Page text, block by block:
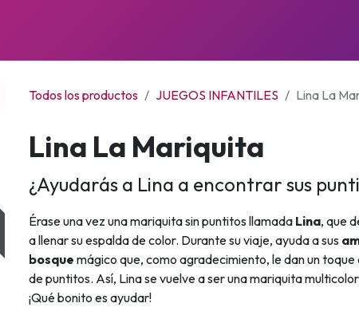
Todos los productos JUEGOS INFANTILES Lina La
Lina La Mariquita
¿Ayudarás a Lina a encontrar sus
Érase una vez una mariquita sin puntitos llamada Lina, que
a llenar su espalda de color. Durante su viaje, ayuda a sus
bosque mágico que, como agradecimiento, le dan un
de puntitos. Así, Lina se vuelve a ser una mariquita
¡Qué bonito es ayudar!